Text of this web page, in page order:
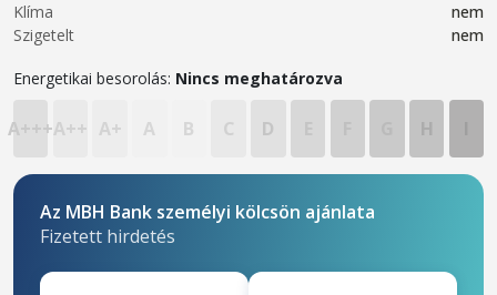
Klíma
nem
Szigetelt
nem
Energetikai besorolás: Nincs meghatározva
A+++A++ A+ A B C D
Az MBH Bank személyi kölcsön ajánlata
Fizetett hirdetés